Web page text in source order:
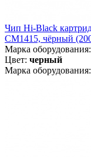
Чип Hi-Black
CM1415, чёрный
Марка оборудования:
Цвет: черный
Марка